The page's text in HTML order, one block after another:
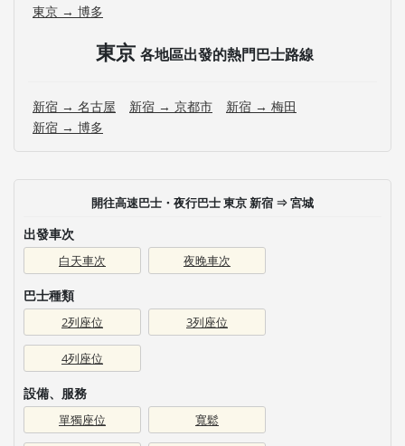
東京 → 博多
東京 各地區出發的熱門巴士路線
新宿 → 名古屋 新宿 → 京都市
新宿 → 梅田
新宿 → 博多
開往高速巴士・夜行巴士 東京 新宿 ⇒ 宮城
出發車次
白天車次 夜晚車次
巴士種類
2列座位 3列座位
4列座位
設備、服務
單獨座位 寬鬆